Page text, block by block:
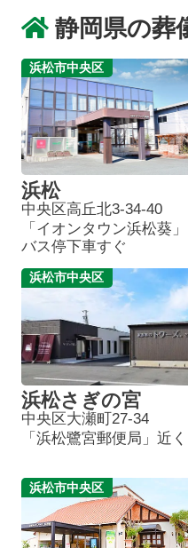
静岡県の葬
浜松市中央区
浜松
中央区高丘北3-34-40
「イオンタウン浜松葵」
バス停下車すぐ
浜松市中央区
浜松さぎの宮
中央区大瀬町27-34
「浜松鷺宮郵便局」近く
浜松市中央区